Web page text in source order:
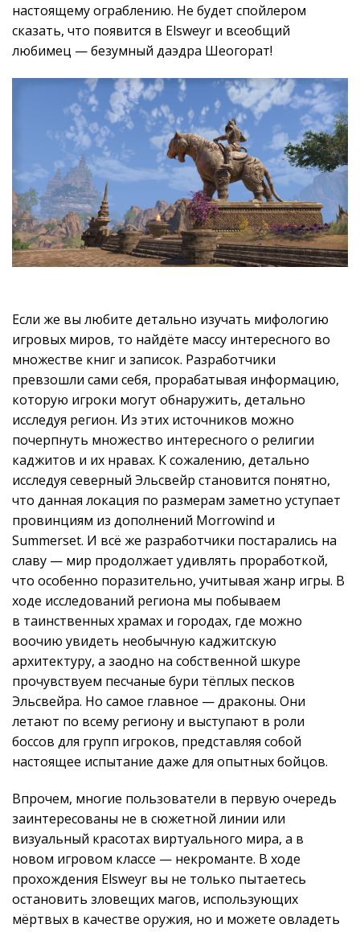
настоящему ограблению. Не будет спойлером
сказать, что появится в Elsweyr и всеобщий
любимец — безумный даэдра Шеогорат!
Если же вы любите детально изучать мифологию
игровых миров, то найдёте массу интересного во
множестве книг и записок. Разработчики
превзошли сами себя, прорабатывая информацию,
которую игроки могут обнаружить, детально
исследуя регион. Из этих источников можно
почерпнуть множество интересного о религии
каджитов и их нравах. К сожалению, детально
исследуя северный Эльсвейр становится понятно,
что данная локация по размерам заметно уступает
провинциям из дополнений Morrowind и
Summerset. И всё же разработчики постарались на
славу — мир продолжает удивлять проработкой,
что особенно поразительно, учитывая жанр игры. В
ходе исследований региона мы побываем
в таинственных храмах и городах, где можно
воочию увидеть необычную каджитскую
архитектуру, а заодно на собственной шкуре
прочувствуем песчаные бури тёплых песков
Эльсвейра. Но самое главное — драконы. Они
летают по всему региону и выступают в роли
боссов для групп игроков, представляя собой
настоящее испытание даже для опытных бойцов.
Впрочем, многие пользователи в первую очередь
заинтересованы не в сюжетной линии или
визуальный красотах виртуального мира, а в
новом игровом классе — некроманте. В ходе
прохождения Elsweyr вы не только пытаетесь
остановить зловещих магов, использующих
мёртвых в качестве оружия, но и можете овладеть